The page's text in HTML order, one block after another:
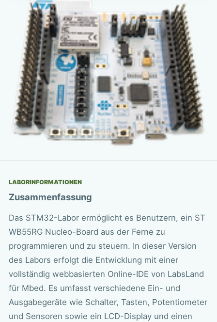
LABORINFORMATIONEN
Zusammenfassung
Das STM32-Labor ermöglicht es Benutzern, ein ST
WB55RG Nucleo-Board aus der Ferne zu
programmieren und zu steuern. In dieser Version
des Labors erfolgt die Entwicklung mit einer
vollständig webbasierten Online-IDE von LabsLand
für Mbed. Es umfasst verschiedene Ein- und
Ausgabegeräte wie Schalter, Tasten, Potentiometer
und Sensoren sowie ein LCD-Display und einen